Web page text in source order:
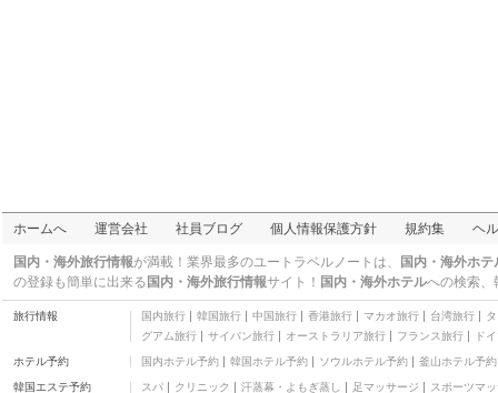
オックスフォード スイ
ーツ ハーミストン
三つ星
レッド ライオン ホテル
ポートランド エアポー
ト
三つ星
スプリットロック レー
ン 3
三つ星
アイビー ベア B&P
三つ星
クオリティ イン&スイ
ホームへ 運営会社 社員ブログ 個人情報保護方針 規約集 ヘ
国内・海外旅行情報が満載！業界最多のユートラベルノートは、
国内・海外ホ
の登録も簡単に出来る 国内・海外旅行情報サイト！ 国内・海外ホテルへの検索、
旅行情報 国内旅行 韓国旅行 中国旅行 香港旅行 マカオ旅行 台湾旅行
グアム旅行
サイパン旅行 オーストラリア旅行 フランス旅行 ド
ホテル予約 国内ホテル予約 韓国ホテル予約 ソウルホテル予約 釜山ホテル予約
韓国エステ予約 スパ クリニック 汗蒸幕・よもぎ蒸し 足マッサージ スポーツマ